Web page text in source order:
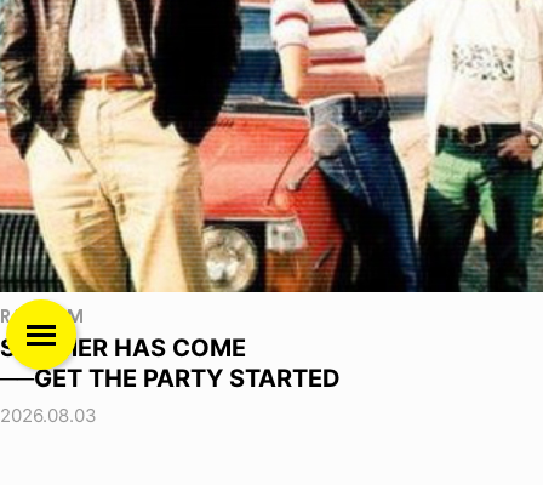
RANDOM
SUMMER HAS COME
──GET THE PARTY STARTED
2026.08.03